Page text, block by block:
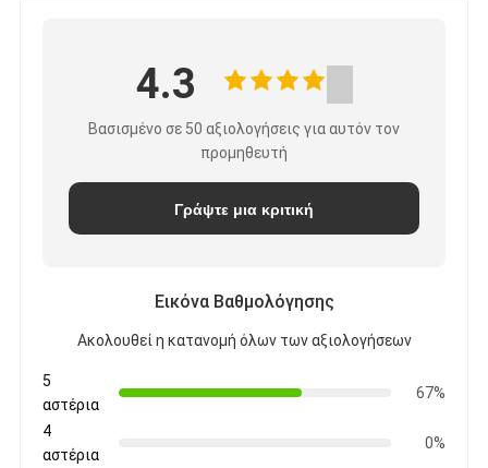
4.3
Βασισμένο σε 50 αξιολογήσεις για αυτόν τον
προμηθευτή
Γράψτε μια κριτική
Εικόνα Βαθμολόγησης
Ακολουθεί η κατανομή όλων των αξιολογήσεων
5
αστέρια
67%
4
αστέρια
0%